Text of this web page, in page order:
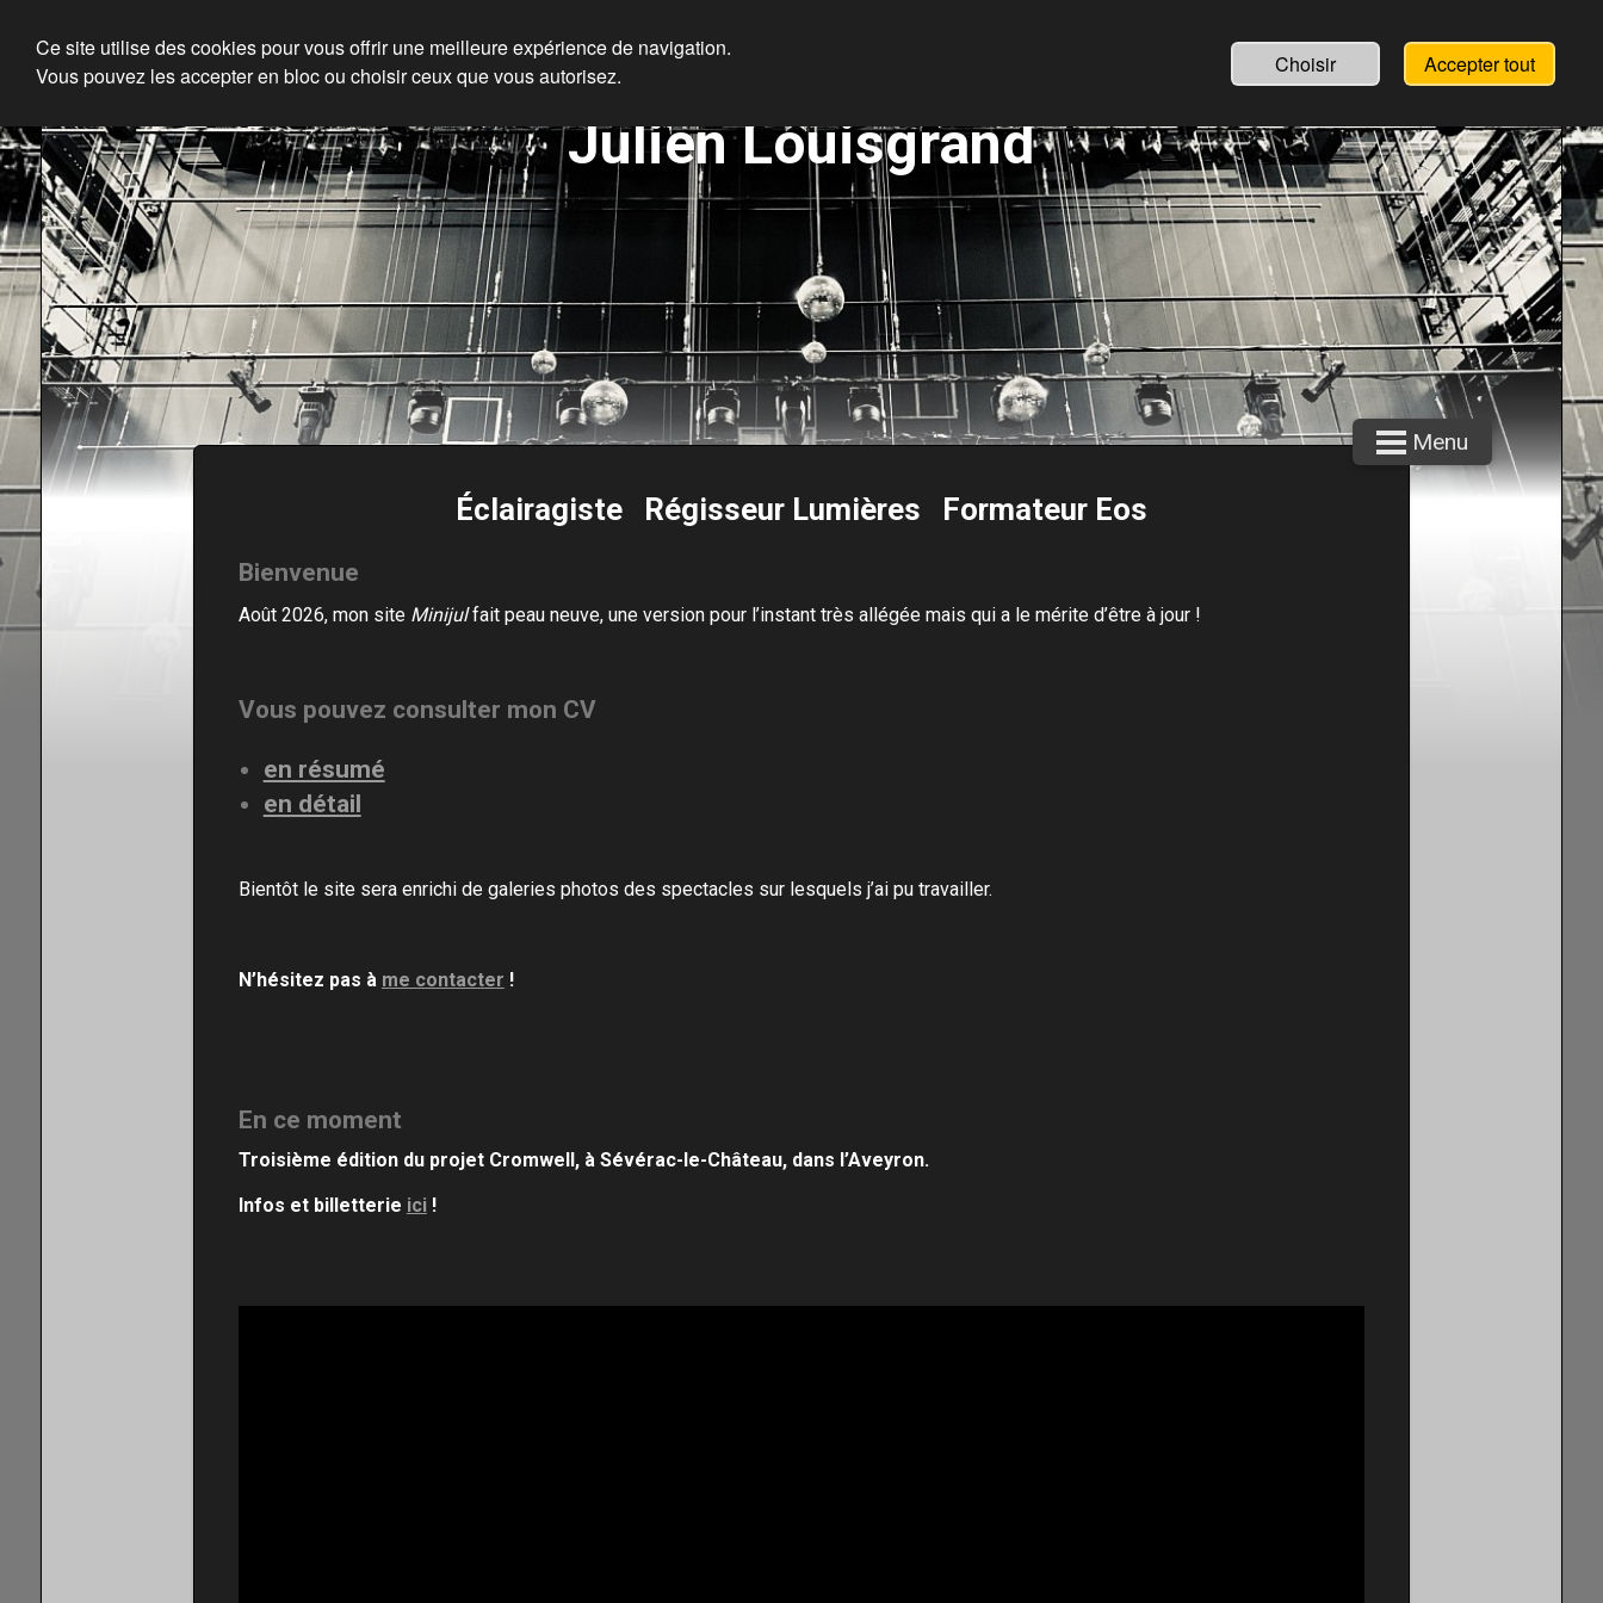
Julien Louisgrand
Menu
En résumé
Mon CV
Éclairagiste Régisseur Lumières Formateur Eos
Bienvenue
Août 2026, mon site Minijulfait peau neuve,une version pour l’instant très allégée mais qui a le mérite d’être à jour !
Vous pouvez consulter mon CV
en résumé
en détail
Bientôt le site sera enrichi de galeries photos des spectacles sur lesquels j’ai pu travailler.
N’hésitez pas à me contacter !
En ce moment
Troisième édition du projet Cromwell, à Sévérac-le-Château, dans l’Aveyron.
Infos et billetterie ici!
Ce site utilise des cookies pour vous offrir une meilleure expérience de navigation.
Vous pouvez les accepter en bloc ou choisir ceux que vous autorisez.
Choisir Accepter tout